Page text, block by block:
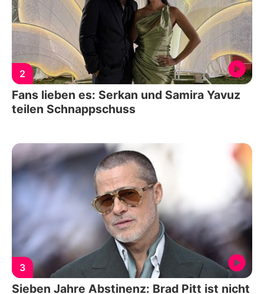
2
Fans lieben es: Serkan und Samira Yavuz
teilen Schnappschuss
3
Sieben Jahre Abstinenz: Brad Pitt ist nicht